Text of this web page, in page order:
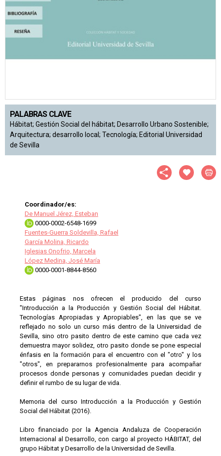
PALABRAS CLAVE
Hábitat; Gestión Social del hábitat; Desarrollo Urbano Sostenible;
Arquitectura; desarrollo local; Tecnología; Editorial Universidad
de Sevilla
Coordinador/es:
De Manuel Jérez, Esteban
0000-0002-6548-1699
Fuentes-Guerra Soldevilla, Rafael
García Molina, Ricardo
Iglesias Onofrio, Marcela
López Medina, José María
0000-0001-8844-8560
Estas páginas nos ofrecen el producido del curso
"Introducción a la Producción y Gestión Social del Hábitat.
Tecnologías Apropiadas y Apropiables", en las que se ve
reflejado no solo un curso más dentro de la Universidad de
Sevilla, sino otro pasito dentro de este camino que cada vez
demuestra mayor solidez, otro pasito donde se pone especial
énfasis en la formación para el encuentro con el "otro" y los
"otros", en prepararnos profesionalmente para acompañar
procesos donde personas y comunidades puedan decidir y
definir el rumbo de su lugar de vida.
Memoria del curso Introducción a la Producción y Gestión
Social del Hábitat (2016).
Libro financiado por la Agencia Andaluza de Cooperación
Internacional al Desarrollo, con cargo al proyecto HÁBITAT, del
grupo Hábitat y Desarrollo de la Universidad de Sevilla.